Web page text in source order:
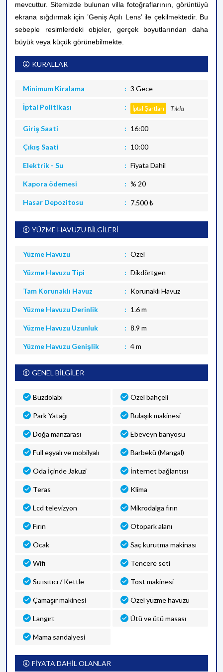
mevcuttur. Sitemizde bulunan villa fotoğraflarının, görüntüyü
ekrana sığdırmak için ’Geniş Açılı Lens’ ile çekilmektedir. Bu
sebeple resimlerdeki objeler, gerçek boyutlarından daha
büyük veya küçük görünebilmekte.
KURALLAR
Minimum Kiralama 3 Gece
İptal Politikası İptal Şartları Tıkla
Giriş Saati 16:00
Çıkış Saati 10:00
Elektrik - Su Fiyata Dahil
Kapora ödemesi % 20
Hasar Depozitosu 7.500 ₺
YÜZME HAVUZU BİLGİLERİ
Yüzme Havuzu Özel
Yüzme Havuzu Tipi Dikdörtgen
Tam Korunaklı Havuz Korunaklı Havuz
Yüzme Havuzu Derinlik 1.6 m
Yüzme Havuzu Uzunluk 8.9 m
Yüzme Havuzu Genişlik 4 m
GENEL BİLGİLER
Buzdolabı Özel bahçeli
Park Yatağı Bulaşık makinesi
Doğa manzarası Ebeveyn banyosu
Full eşyalı ve mobilyalı Barbekü (Mangal)
Oda İçinde Jakuzi İnternet bağlantısı
Teras Klima
Lcd televizyon Mikrodalga fırın
Fırın Otopark alanı
Ocak Saç kurutma makinası
Wifi Tencere seti
Su ısıtıcı / Kettle Tost makinesi
Çamaşır makinesi Özel yüzme havuzu
Langırt Ütü ve ütü masası
Mama sandalyesi
FİYATA DAHİL OLANLAR